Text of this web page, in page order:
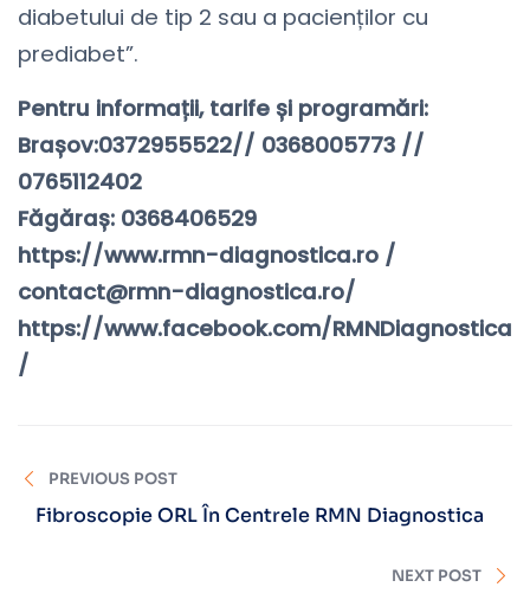
diabetului de tip 2 sau a pacienților cu
prediabet”.
Pentru informații, tarife și programări:
Brașov:0372955522// 0368005773 //
0765112402
Făgăraș: 0368406529
https://www.rmn-diagnostica.ro /
contact@rmn-diagnostica.ro/
https://www.facebook.com/RMNDiagnostica
/
PREVIOUS POST
Fibroscopie ORL În Centrele RMN Diagnostica
NEXT POST